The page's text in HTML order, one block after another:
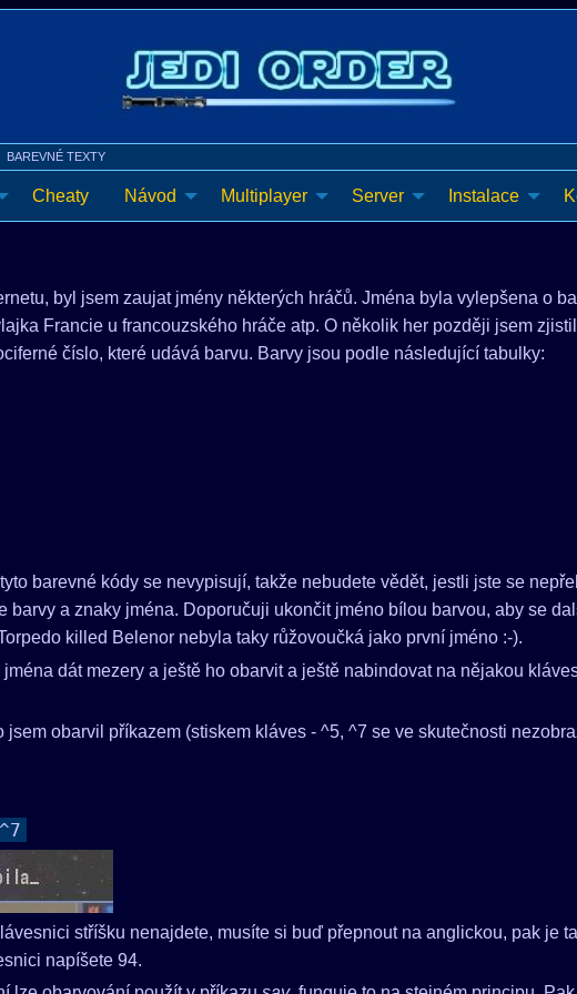
BAREVNÉ TEXTY
Cheaty Návod Multiplayer Server Instalace
byl jsem zaujat jmény některých hráčů. Jména byla vylepšena o
Francie u francouzského hráče atp. O několik her později jsem
číslo, které udává barvu. Barvy jsou podle následující tabulky:
barevné kódy se nevypisují, takže nebudete vědět, jestli jste se
barvy a znaky jména. Doporučuji ukončit jméno bílou barvou, aby se
killed Belenor nebyla taky růžovoučká jako první jméno :-).
dát mezery a ještě ho obarvit a ještě nabindovat na nějakou
jsem obarvil příkazem (stiskem kláves - ^5, ^7 se ve skutečnosti
stříšku nenajdete, musíte si buď přepnout na anglickou, pak je
napíšete 94.